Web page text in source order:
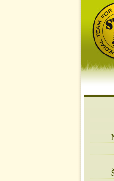
istan.cz
letní
výlety,